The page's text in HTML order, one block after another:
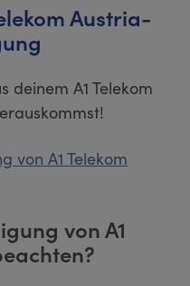
Austria-
deinem A1 Telekom
von A1 Telekom
von A1